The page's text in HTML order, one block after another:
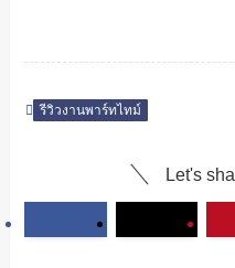
รีวิวงานพาร์ทไทม์
Let's